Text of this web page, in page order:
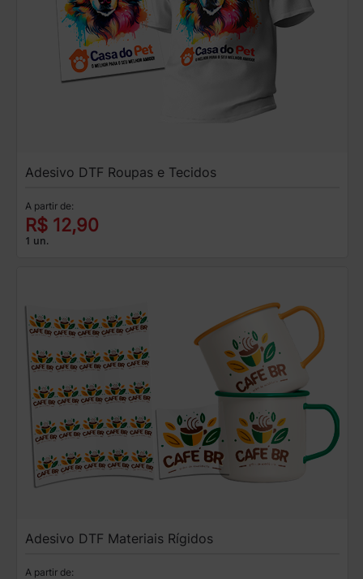
Adesivo DTF Roupas e Tecidos
A partir de:
R$ 12,90
1 un.
Adesivo DTF Materiais Rígidos
A partir de: